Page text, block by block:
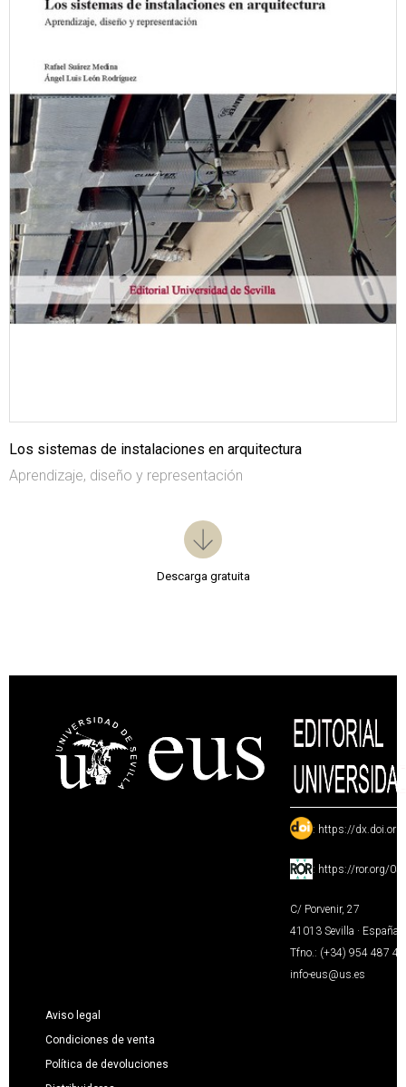
Los sistemas de instalaciones en arquitectura
Aprendizaje, diseño y representación
Descarga gratuita
: https://
: https://ror.org/
C/ Porvenir, 27
41013 Sevilla · España
Tfno.: (+34) 954 487
info-eus@us.es
Aviso legal
Condiciones de venta
Política de devoluciones